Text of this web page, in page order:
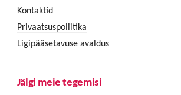
Kontaktid
Privaatsuspoliitika
Ligipääsetavuse avaldus
Jälgi meie tegemisi